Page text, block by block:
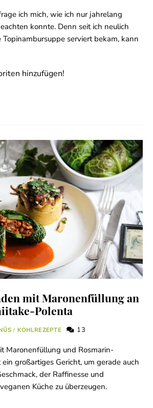
ich mich, wie ich nur jahrelang
konnte. Denn seit ich neulich
serviert bekam, kann
hinzufügen!
mit Maronenfüllung an
Polenta
/ KOHLREZEPTE 13
Maronenfüllung und Rosmarin-
großartiges Gericht, um gerade auch
der Raffinesse und
Küche zu überzeugen.